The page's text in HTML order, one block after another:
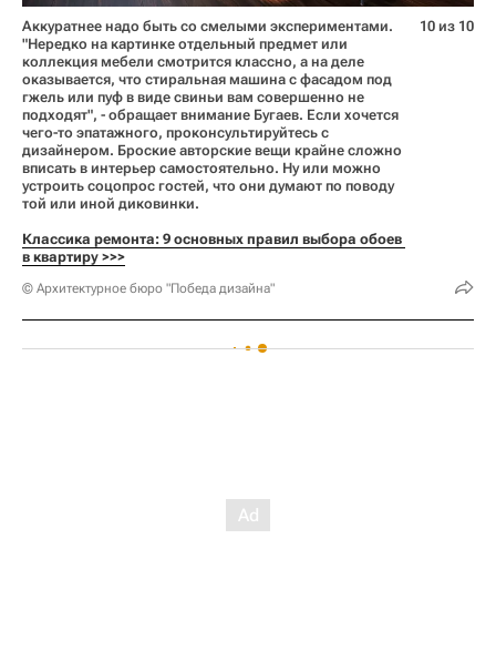
Аккуратнее надо быть со смелыми экспериментами.
"Нередко на картинке отдельный предмет или
коллекция мебели смотрится классно, а на деле
оказывается, что стиральная машина с фасадом под
гжель или пуф в виде свиньи вам совершенно не
подходят", - обращает внимание Бугаев. Если хочется
чего-то эпатажного, проконсультируйтесь с
дизайнером. Броские авторские вещи крайне сложно
вписать в интерьер самостоятельно. Ну или можно
устроить соцопрос гостей, что они думают по поводу
той или иной диковинки.
Классика ремонта: 9 основных правил выбора обоев
в квартиру >>>
© Архитектурное бюро "Победа дизайна"
10 из 10